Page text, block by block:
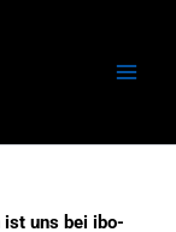
ist uns bei ibo-